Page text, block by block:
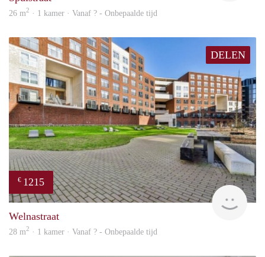
26 m2 · 1 kamer · Vanaf ? - Onbepaalde tijd
DELEN
€ 1215
rent
Welnastraat
28 m2 · 1 kamer · Vanaf ? - Onbepaalde tijd